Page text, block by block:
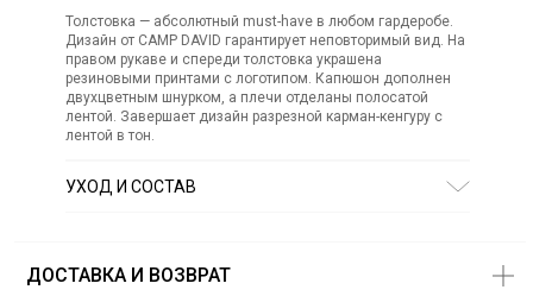
Толстовка — абсолютный must-have в любом гардеробе.
Дизайн от CAMP DAVID гарантирует неповторимый вид. На
правом рукаве и спереди толстовка украшена
резиновыми принтами с логотипом. Капюшон дополнен
двухцветным шнурком, а плечи отделаны полосатой
лентой. Завершает дизайн разрезной карман-кенгуру с
лентой в тон.
УХОД И СОСТАВ
ХИМИЧЕСКАЯ ЧИСТКА:
ДОСТАВКА И ВОЗВРАТ